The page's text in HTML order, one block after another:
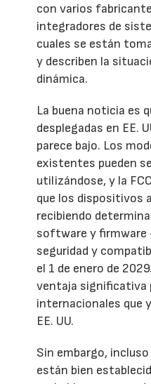
con varios
integradores de
cuales se están
y describen la
dinámica.
La buena noticia es
desplegadas en EE.
parece bajo. Los
existentes pueden
utilizándose, y la
que los dispositivos
recibiendo
software y firmware
seguridad y
el 1 de enero de
ventaja significativa
internacionales que
EE. UU.
Sin embargo,
están bien